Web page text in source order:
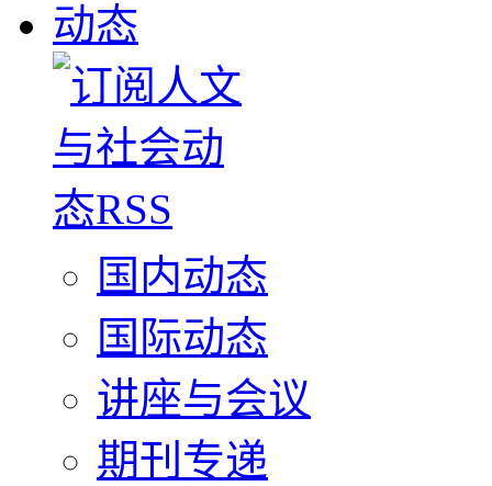
动态
国内动态
国际动态
讲座与会议
期刊专递